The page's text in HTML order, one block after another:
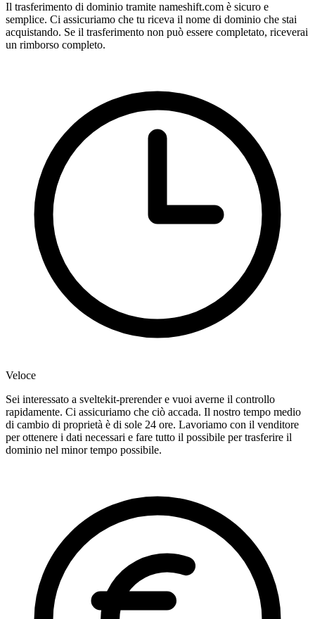
Il trasferimento di dominio tramite nameshift.com è sicuro e
semplice. Ci assicuriamo che tu riceva il nome di dominio che stai
acquistando. Se il trasferimento non può essere completato, riceverai
un rimborso completo.
Veloce
Sei interessato a sveltekit-prerender e vuoi averne il controllo
rapidamente. Ci assicuriamo che ciò accada. Il nostro tempo medio
di cambio di proprietà è di sole 24 ore. Lavoriamo con il venditore
per ottenere i dati necessari e fare tutto il possibile per trasferire il
dominio nel minor tempo possibile.